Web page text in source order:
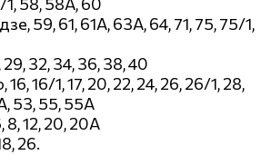
58, 58А, 60
59, 61, 61А, 63А, 64, 71, 75, 75/1,
29, 32, 34, 36, 38, 40
16/1, 17, 20, 22, 24, 26, 26/1, 28,
53, 55, 55А
8, 12, 20, 20А
26.